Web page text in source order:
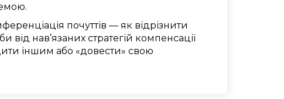
почуттів — як відрізнити
від нав’язаних стратегій компенсації
іншим або «довести» свою